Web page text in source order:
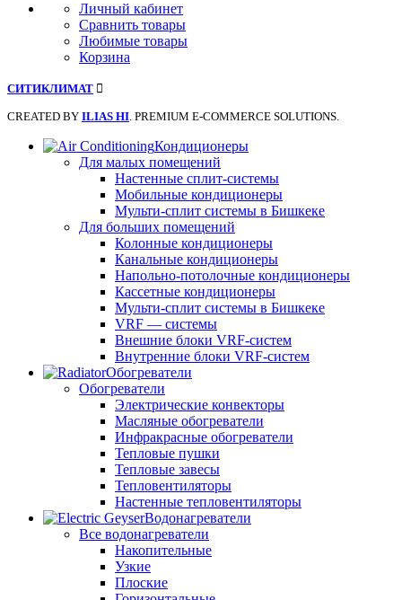
Личный кабинет
Сравнить товары
Любимые товары
Корзина
СИТИКЛИМАТ
CREATED BY ILIAS HI. PREMIUM E-COMMERCE SOLUTIONS.
Кондиционеры
Для малых помещений
Настенные сплит-системы
Мобильные кондиционеры
Мульти-сплит системы в Бишкеке
Для больших помещений
Колонные кондиционеры
Канальные кондиционеры
Напольно-потолочные кондиционеры
Кассетные кондиционеры
Мульти-сплит системы в Бишкеке
VRF — системы
Внешние блоки VRF-систем
Внутренние блоки VRF-систем
Обогреватели
Обогреватели
Электрические конвекторы
Масляные обогреватели
Инфракрасные обогреватели
Тепловые пушки
Тепловые завесы
Тепловентиляторы
Настенные тепловентиляторы
Водонагреватели
Все водонагреватели
Накопительные
Узкие
Плоские